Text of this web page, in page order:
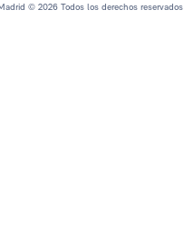
© 2026 Todos los derechos reservados